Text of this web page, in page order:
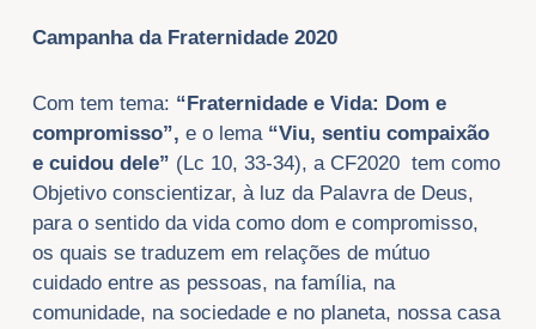
Campanha da Fraternidade 2020
Com tem tema: “Fraternidade e Vida: Dom e
compromisso”, e o lema“Viu, sentiu compaixão
e cuidou dele” (Lc 10, 33-34), a CF2020 tem como
Objetivo conscientizar, à luz da Palavra de Deus,
para o sentido da vida como dom e compromisso,
os quais se traduzem em relações de mútuo
cuidado entre as pessoas, na família, na
comunidade, na sociedade e no planeta, nossa casa